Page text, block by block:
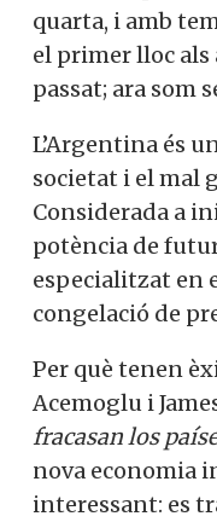
quarta, i amb
el primer lloc als
passat; ara som
L’Argentina és
societat i el mal
Considerada a
potència de
especialitzat en
congelació de
Per què tenen
Acemoglu i
fracasan los
nova economia
interessant: es